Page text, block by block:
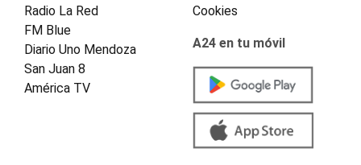
Radio La Red
FM Blue
Diario Uno Mendoza
San Juan 8
América TV
Cookies
A24 en tu móvil